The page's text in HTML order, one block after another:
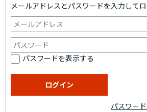
メールアドレスとパスワードを入力してロ
パスワードを表示する
パスワー